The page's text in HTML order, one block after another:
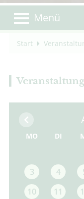
Menü
Start
MO DI
3
4
10
11